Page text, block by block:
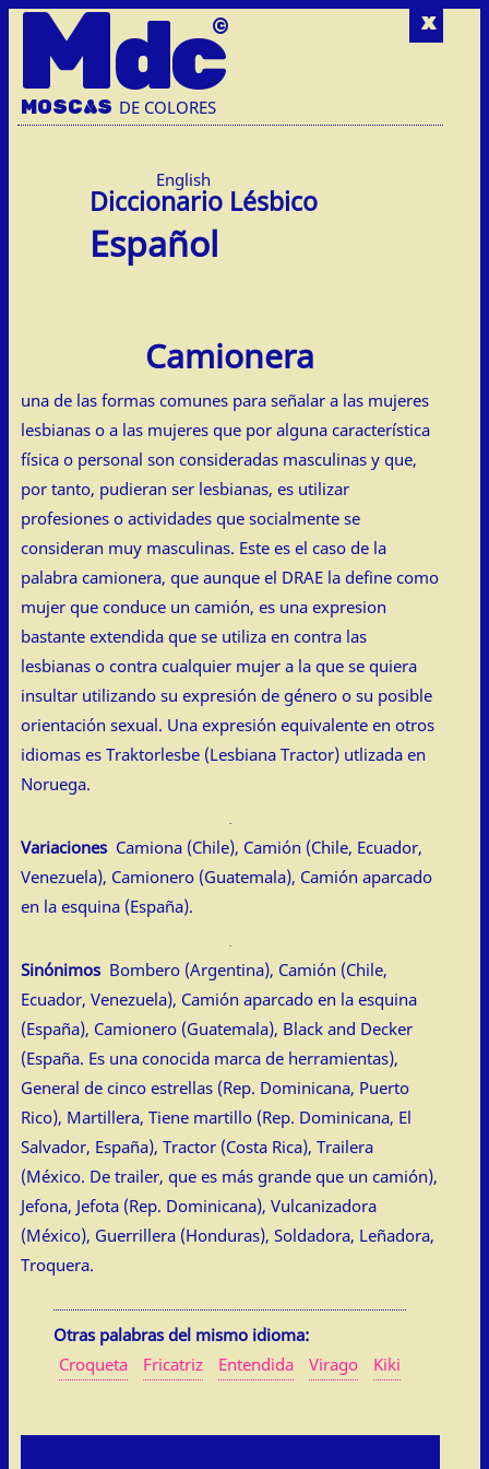
x
Mdc
MOSCAS DE COLORES
English
Español
Camionera
una de las formas comunes para señalar a las mujeres
lesbianas o a las mujeres que por alguna característica
física o personal son consideradas masculinas y que,
por tanto, pudieran ser lesbianas, es utilizar
profesiones o actividades que socialmente se
consideran muy masculinas. Este es el caso de la
palabra camionera, que aunque el DRAE la define como
mujer que conduce un camión, es una expresion
bastante extendida que se utiliza en contra las
lesbianas o contra cualquier mujer a la que se quiera
insultar utilizando su expresión de género o su posible
orientación sexual. Una expresión equivalente en otros
idiomas es Traktorlesbe (Lesbiana Tractor) utlizada en
Noruega.
Variaciones Camiona (Chile), Camión (Chile, Ecuador,
Venezuela), Camionero (Guatemala), Camión aparcado
en la esquina (España).
Sinónimos Bombero (Argentina), Camión (Chile,
Ecuador, Venezuela), Camión aparcado en la esquina
(España), Camionero (Guatemala), Black and Decker
(España. Es una conocida marca de herramientas),
General de cinco estrellas (Rep. Dominicana, Puerto
Rico), Martillera, Tiene martillo (Rep. Dominicana, El
Salvador, España), Tractor (Costa Rica), Trailera
(México. De trailer, que es más grande que un camión),
Jefona, Jefota (Rep. Dominicana), Vulcanizadora
(México), Guerrillera (Honduras), Soldadora, Leñadora,
Troquera.
Otras palabras del mismo idioma:
Croqueta
Fricatriz Entendida Virago Kiki